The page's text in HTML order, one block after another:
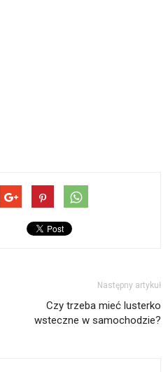
Następny artykuł
Czy trzeba mieć lusterko
wsteczne w samochodzie?